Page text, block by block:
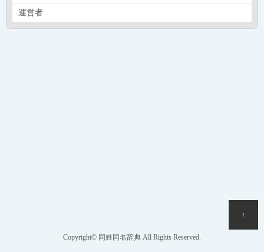
運営者
↑
Copyright© 同姓同名辞典 All Rights Reserved.